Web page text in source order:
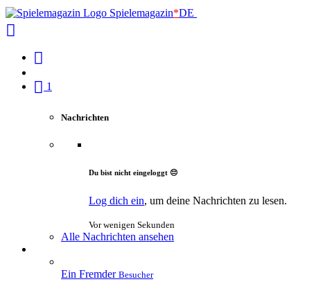
Spielemagazin*DE
1
Nachrichten
Du bist nicht eingeloggt 😔
Log dich ein, um deine Nachrichten zu lesen.
Vor wenigen Sekunden
Alle Nachrichten ansehen
Ein Fremder Besucher